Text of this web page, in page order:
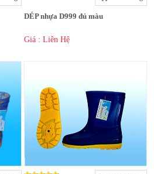
DÉP nhựa D999 đủ màu
Giá : Liên Hệ